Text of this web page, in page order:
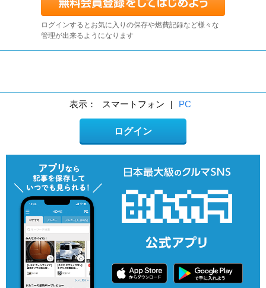
ログインするとお気に入りの保存や燃費記録など様々な
管理が出来るようになります
表示： スマートフォン | PC
ログイン